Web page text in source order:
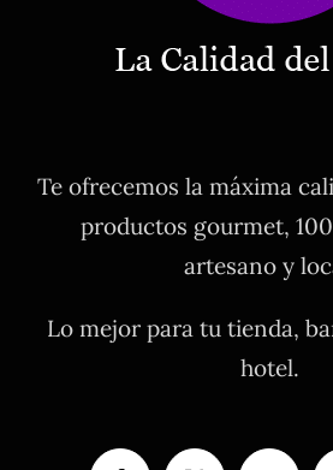
Te ofrecemos la máxima
productos gourmet,
artesano y
Lo mejor para tu tienda,
hotel.